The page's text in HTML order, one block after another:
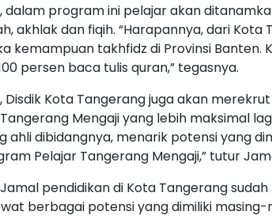
dalam program ini pelajar akan
akhlak dan fiqih. “Harapannya, dari
kemampuan takhfidz di Provinsi Banten.
persen baca tulis quran,” tegasnya.
Disdik Kota Tangerang juga akan
Mengaji yang lebih maksimal
ahli dibidangnya, menarik potensi yang
Pelajar Tangerang Mengaji,” tutur
pendidikan di Kota Tangerang
berbagai potensi yang dimiliki masing-